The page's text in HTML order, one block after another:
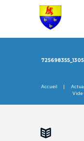
Accueil
Vide